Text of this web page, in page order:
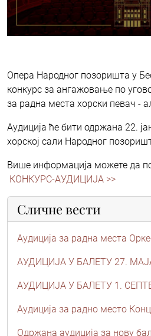
Опера Народног позоришта у
конкурс за ангажовање по
за радна места хорски певач -
Аудиција ће бити одржана 22.
хорској сали Народног
Више информација можете да
КОНКУРС-АУДИЦИЈА >>
Сличне вести
Аудиција за радна места
АУДИЦИЈА У БАЛЕТУ 27.
АУДИЦИЈА У БАЛЕТУ 1.
Аудиција за радно место
Одржана аудиција за нову